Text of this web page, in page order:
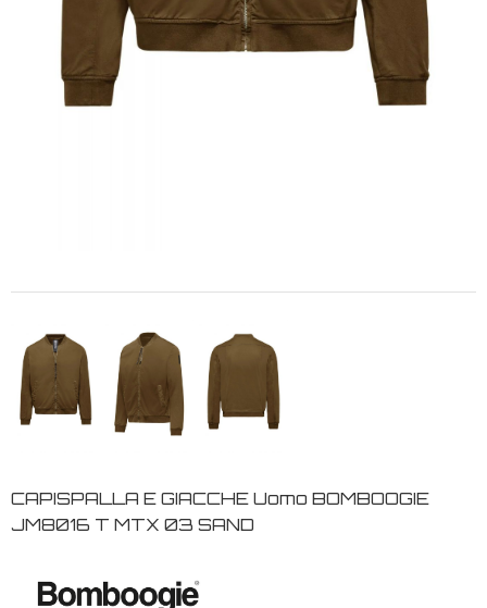
CAPISPALLA E GIACCHE Uomo BOMBOOGIE
JM8016 T MTX 03 SAND